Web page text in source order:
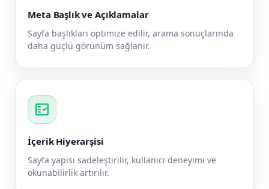
Meta Başlık ve Açıklamalar
Sayfa başlıkları optimize edilir, arama sonuçlarında
daha güçlü görünüm sağlanır.
fact_check
İçerik Hiyerarşisi
Sayfa yapısı sadeleştirilir, kullanıcı deneyimi ve
okunabilirlik artırılır.